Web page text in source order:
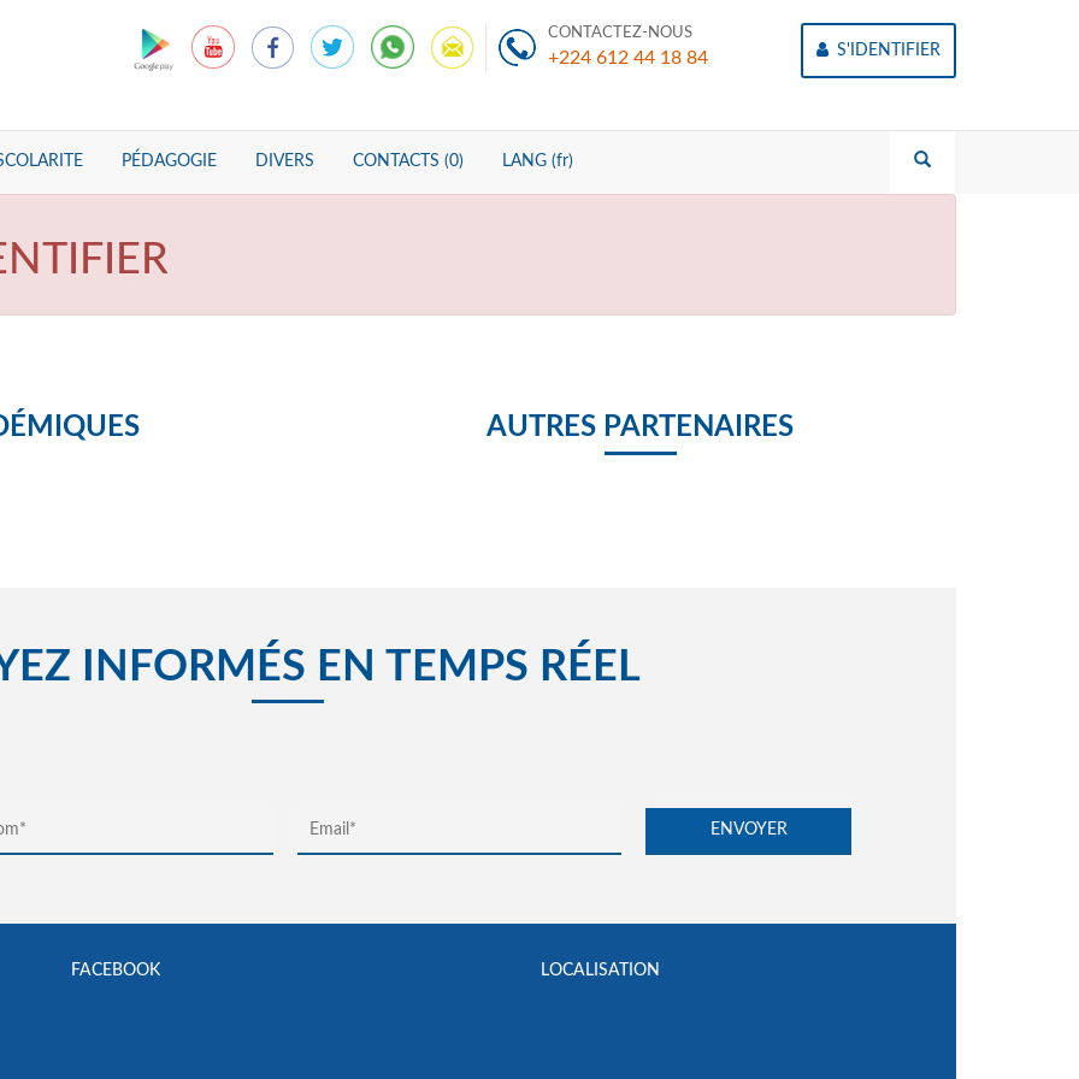
CONTACTEZ-NOUS
+224 612 44 18 84 S'IDENTIFIER
PÉDAGOGIE DIVERS CONTACTS (0) LANG (fr)
AUTRES PARTENAIRES
INFORMÉS EN TEMPS RÉEL
FACEBOOK LOCALISATION